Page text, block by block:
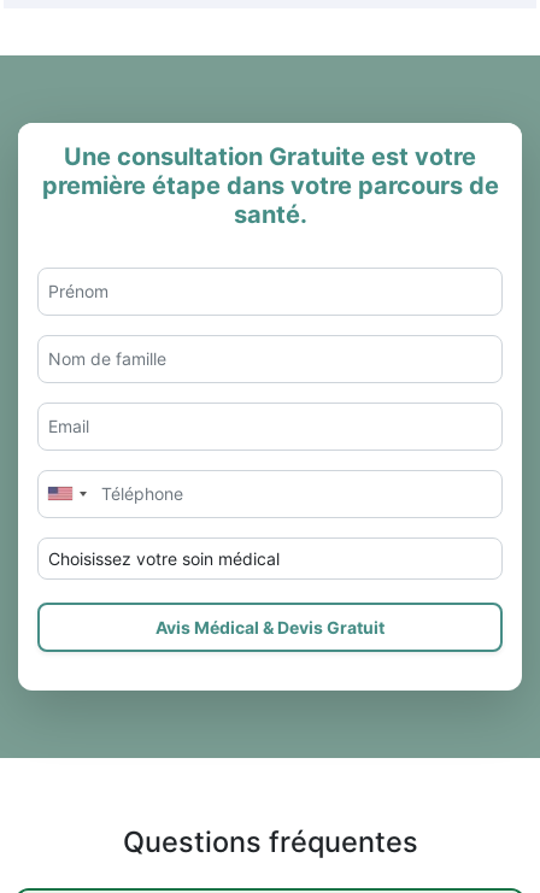
Une consultation Gratuite est votre
première étape dans votre parcours de
santé.
Choisissez votre soin médical
Avis Médical & Devis Gratuit
Questions fréquentes